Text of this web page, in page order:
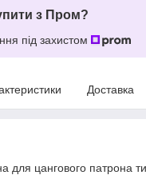
з Пром?
під захистом
Доставка
для цангового патрона